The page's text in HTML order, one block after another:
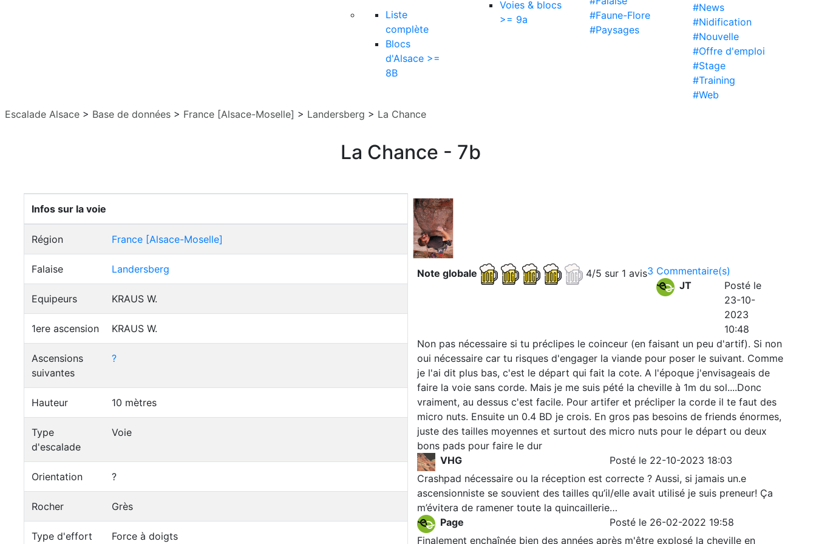
Liste
complète
Blocs
d'Alsace >=
8B
Voies & blocs
>= 9a
#Faune-Flore
#Paysages
#News
#Nidification
#Nouvelle
#Offre d'emploi
#Stage
#Training
#Web
Escalade Alsace > Base de données > France [Alsace-Moselle] > Landersberg > La Chance
La Chance - 7b
Infos sur la voie
Région France [Alsace-Moselle]
Falaise Landersberg
Equipeurs KRAUS W.
1ere ascension KRAUS W.
Ascensions
suivantes
?
Hauteur 10 mètres
Type
d'escalade
Voie
Orientation ?
Rocher Grès
Type d'effort Force à doigts
3 Commentaire(s)
Note globale
4/5 sur 1 avis
JT
Posté le
23-10-
2023
10:48
Non pas nécessaire si tu préclipes le coinceur (en faisant un peu d'artif). Si non
oui nécessaire car tu risques d'engager la viande pour poser le suivant. Comme
je l'ai dit plus bas, c'est le départ qui fait la cote. A l'époque j'envisageais de
faire la voie sans corde. Mais je me suis pété la cheville à 1m du sol....Donc
vraiment, au dessus c'est facile. Pour artifer et précliper la corde il te faut des
micro nuts. Ensuite un 0.4 BD je crois. En gros pas besoins de friends énormes,
juste des tailles moyennes et surtout des micro nuts pour le départ ou deux
bons pads pour faire le dur
VHG
Posté le 22-10-2023 18:03
Crashpad nécessaire ou la réception est correcte ? Aussi, si jamais un.e
ascensionniste se souvient des tailles qu’il/elle avait utilisé je suis preneur! Ça
m’évitera de ramener toute la quincaillerie…
Page
Posté le 26-02-2022 19:58
Finalement enchaînée bien des années après m'être explosé la cheville en